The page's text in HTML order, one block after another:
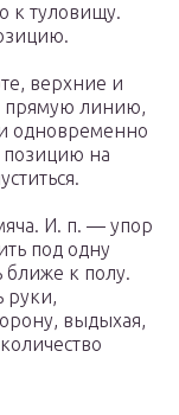
к туловищу.
верхние и
прямую линию,
одновременно
позицию на
И. п. — упор
под одну
ближе к полу.
руки,
выдыхая,